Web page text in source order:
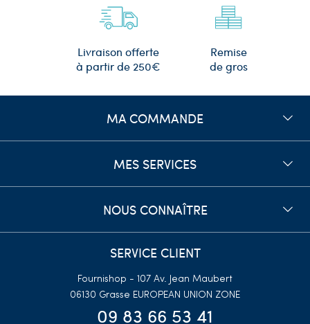
Livraison offerte
à partir de 250€
Remise
de gros
MA COMMANDE
MES SERVICES
NOUS CONNAÎTRE
SERVICE CLIENT
Fournishop - 107 Av. Jean Maubert
06130 Grasse EUROPEAN UNION ZONE
09 83 66 53 41